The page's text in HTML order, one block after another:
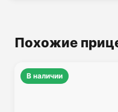
Похожие
В наличии